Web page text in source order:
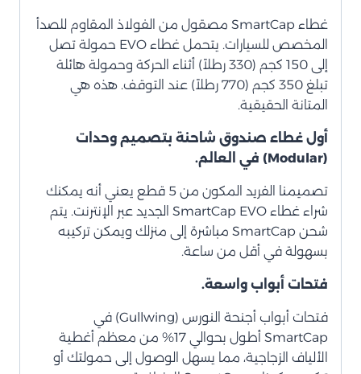
غطاء SmartCap مصقول من الفولاذ المقاوم للصدأ
المخصص للسيارات. يتحمل غطاء EVO حمولة تصل
إلى 150 كجم (330 رطلاً) أثناء الحركة وحمولة هائلة
تبلغ 350 كجم (770 رطلاً) عند التوقف. هذه هي
المتانة الحقيقية.
أول غطاء صندوق شاحنة بتصميم وحدات
(Modular) في العالم.
تصميمنا الفريد المكون من 5 قطع يعني أنه يمكنك
شراء غطاء SmartCap EVO الجديد عبر الإنترنت. يتم
شحن SmartCap مباشرة إلى منزلك ويمكن تركيبه
بسهولة في أقل من ساعة.
فتحات أبواب واسعة.
فتحات أبواب أجنحة النورس (Gullwing) في
SmartCap أطول بحوالي 17% من معظم أغطية
الألياف الزجاجية، مما يسهل الوصول إلى حمولتك أو